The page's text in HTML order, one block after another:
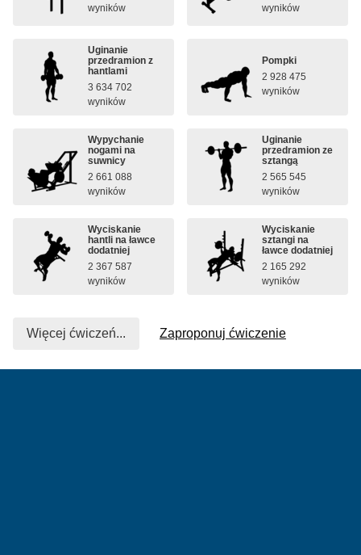
wyników
wyników
Uginanie
przedramion z
hantlami
3 634 702
wyników
Pompki
2 928 475
wyników
Wypychanie
nogami na
suwnicy
2 661 088
wyników
Uginanie
przedramion ze
sztangą
2 565 545
wyników
Wyciskanie
hantli na ławce
dodatniej
2 367 587
wyników
Wyciskanie
sztangi na
ławce dodatniej
2 165 292
wyników
Więcej ćwiczeń... Zaproponuj ćwiczenie